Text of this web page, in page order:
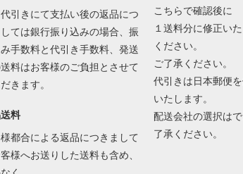
引きにて支払い後の返品につ
ては銀行振り込みの場合、振
み手数料と代引き手数料、発送
料はお客様のご負担とさせて
きます。
料
都合による返品につきまして
様へお送りした送料も含め、
こちらで確認後に
１送料分に修正い
ください。
ご了承ください。
代引きは日本郵便
いたします。
配送会社の選択は
了承ください。